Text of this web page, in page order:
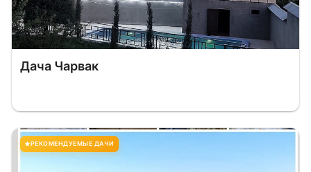
Дача Чарвак
РЕКОМЕНДУЕМЫЕ ДАЧИ